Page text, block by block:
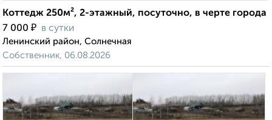
Коттедж 250м², 2-этажный, посуточно, в черте города
7 000 ₽ в сутки
Ленинский район, Солнечная
Собственник, 06.08.2026